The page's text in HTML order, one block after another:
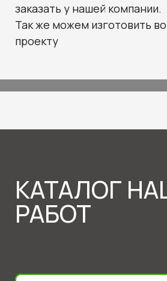
заказать у нашей компании.
Так же можем изготовить
проекту
КАТАЛОГ
РАБОТ